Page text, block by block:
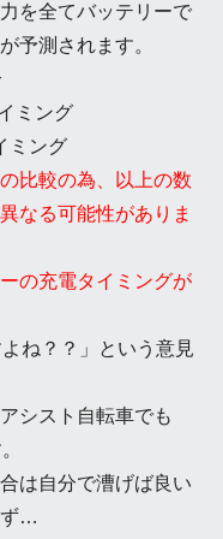
を全てバッテリーで
予測されます。
ミング
ミング
比較の為、以上の数
なる可能性がありま
の充電タイミングが
ね？？」という意見
シスト自転車でも
は自分で漕げば良い
ず…